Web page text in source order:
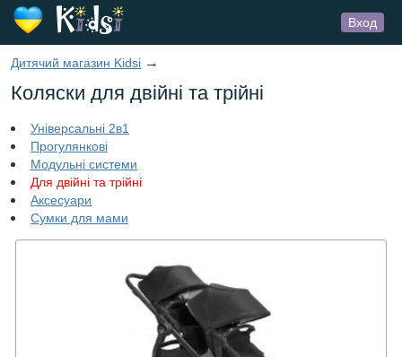
Вход
Дитячий магазин Kidsi →
Коляски для двійні та трійні
Універсальні 2в1
Прогулянкові
Модульні системи
Для двійні та трійні
Аксесуари
Сумки для мами